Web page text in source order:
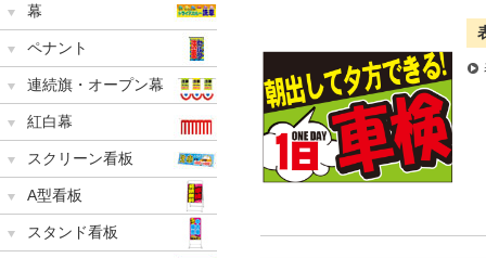
幕
ペナント
連続旗・オープン幕
紅白幕
スクリーン看板
A型看板
スタンド看板